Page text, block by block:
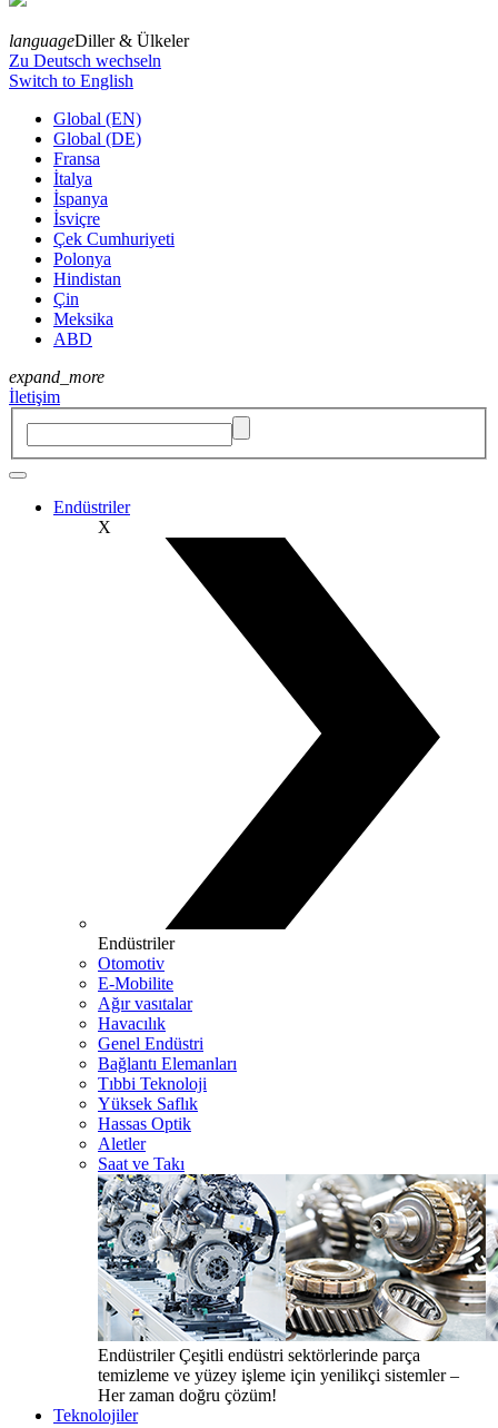
languageDiller & Ülkeler
Zu Deutsch wechseln
Switch to English
Global (EN)
Global (DE)
Fransa
İtalya
İspanya
İsviçre
Çek Cumhuriyeti
Polonya
Hindistan
Çin
Meksika
ABD
expand_more
İletişim
Endüstriler
X
Endüstriler
Otomotiv
E-Mobilite
Ağır vasıtalar
Havacılık
Genel Endüstri
Bağlantı Elemanları
Tıbbi Teknoloji
Yüksek Saflık
Hassas Optik
Aletler
Saat ve Takı
EndüstrilerÇeşitli endüstri sektörlerinde parça
temizleme ve yüzey işleme için yenilikçi sistemler –
Her zaman doğru çözüm!
Teknolojiler